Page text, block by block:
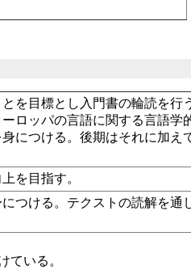
を目標とし入門書の輪読を行
ロッパの言語に関する言語学
につける。後期はそれに加え
を目指す。
つける。テクストの読解を通
ている。